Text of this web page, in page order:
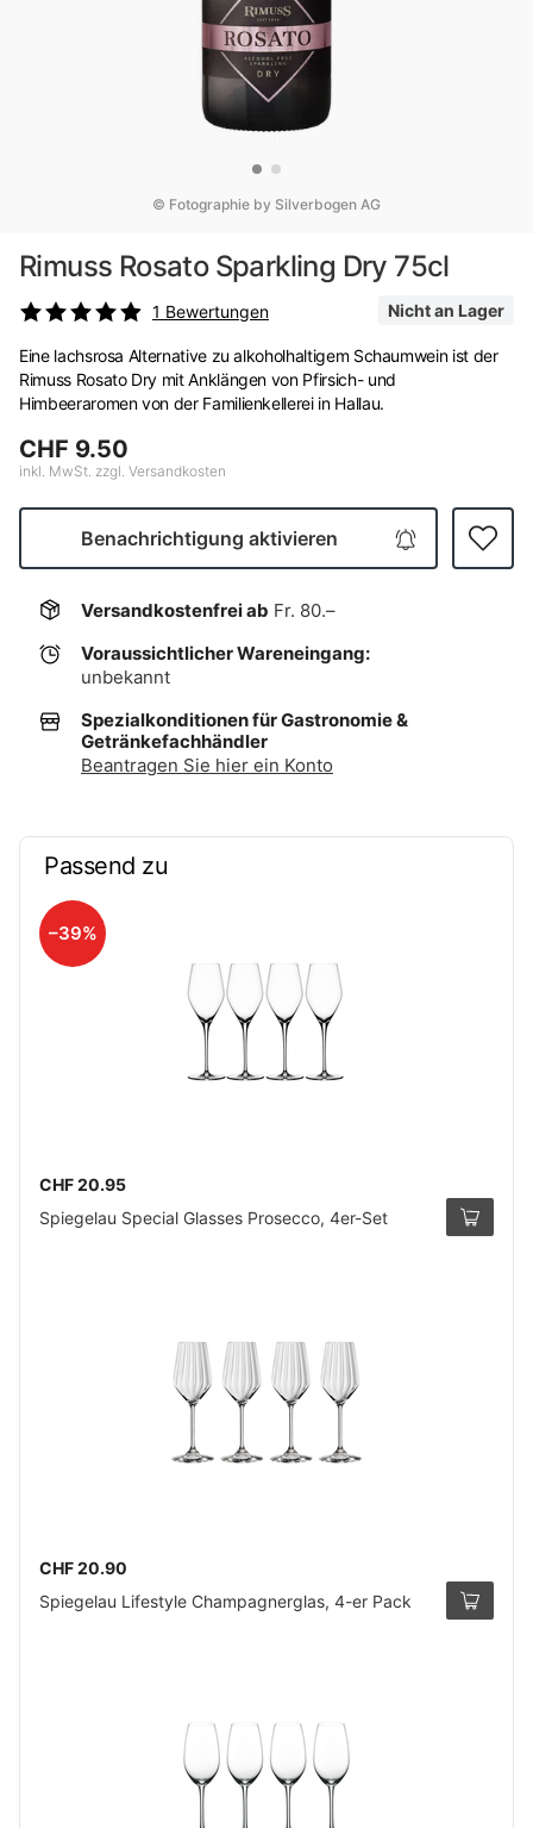
© Fotographie by Silverbogen AG
Rimuss Rosato Sparkling Dry 75cl
1 Bewertungen Nicht an Lager
Eine lachsrosa Alternative zu alkoholhaltigem Schaumwein ist der
Rimuss Rosato Dry mit Anklängen von Pfirsich- und
Himbeeraromen von der Familienkellerei in Hallau.
CHF 9.50
inkl. MwSt. zzgl. Versandkosten
Benachrichtigung aktivieren
Versandkostenfrei ab Fr. 80.–
Voraussichtlicher Wareneingang:
unbekannt
Spezialkonditionen für Gastronomie &
Getränkefachhändler
Beantragen Sie hier ein Konto
Passend zu
–39%
CHF 20.95
Spiegelau Special Glasses Prosecco, 4er-Set
CHF 20.90
Spiegelau Lifestyle Champagnerglas, 4-er Pack